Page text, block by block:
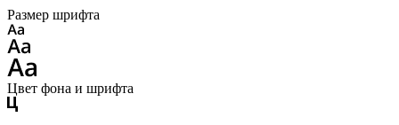
Размер шрифта
Цвет фона и шрифта